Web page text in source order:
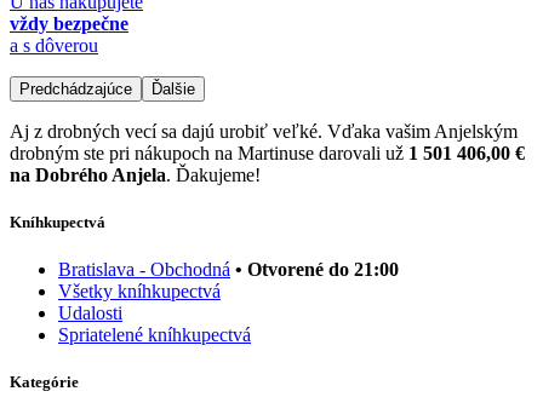
vždy bezpečne
a s dôverou
Predchádzajúce Ďalšie
Aj z drobných vecí sa dajú urobiť veľké. Vďaka vašim Anjelským
drobným ste pri nákupoch na Martinuse darovali už 1 501 406,00 €
na Dobrého Anjela. Ďakujeme!
Kníhkupectvá
Bratislava - Obchodná • Otvorené do 21:00
Všetky kníhkupectvá
Udalosti
Spriatelené kníhkupectvá
Kategórie